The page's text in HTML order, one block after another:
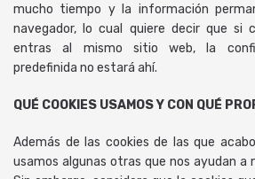
mucho tiempo y la información
navegador, lo cual quiere decir que si
entras al mismo sitio web, la
predefinida no estará ahí.
QUÉ COOKIES USAMOS Y CON QUÉ
Además de las cookies de las que
usamos algunas otras que nos ayudan a